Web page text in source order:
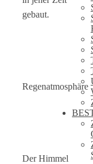
gebaut.
Regenatmosphäre
Der Himmel